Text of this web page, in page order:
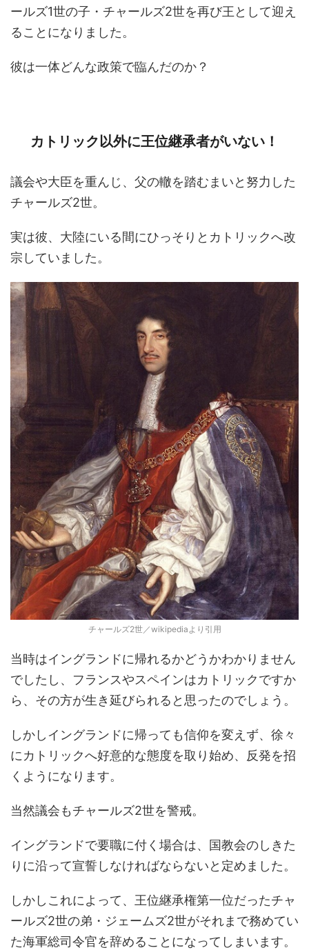
ールズ1世の子・チャールズ2世を再び王として迎え
ることになりました。
彼は一体どんな政策で臨んだのか？
カトリック以外に王位継承者がいない！
議会や大臣を重んじ、父の轍を踏むまいと努力した
チャールズ2世。
実は彼、大陸にいる間にひっそりとカトリックへ改
宗していました。
チャールズ2世／wikipediaより引用
当時はイングランドに帰れるかどうかわかりません
でしたし、フランスやスペインはカトリックですか
ら、その方が生き延びられると思ったのでしょう。
しかしイングランドに帰っても信仰を変えず、徐々
にカトリックへ好意的な態度を取り始め、反発を招
くようになります。
当然議会もチャールズ2世を警戒。
イングランドで要職に付く場合は、国教会のしきた
りに沿って宣誓しなければならないと定めました。
しかしこれによって、王位継承権第一位だったチャ
ールズ2世の弟・ジェームズ2世がそれまで務めてい
た海軍総司令官を辞めることになってしまいます。